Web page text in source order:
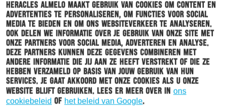
Heracles Almelo maakt gebruik van cookies om content en
advertenties te personaliseren, om functies voor social
media te bieden en om ons websiteverkeer te analyseren.
Ook delen we informatie over je gebruik van onze site met
onze partners voor social media, adverteren en analyse.
Deze partners kunnen deze gegevens combineren met
andere informatie die jij aan ze heeft verstrekt of die ze
hebben verzameld op basis van jouw gebruik van hun
services. Je gaat akkoord met onze cookies als u onze
website blijft gebruiken. Lees er meer over in ons
cookiebeleid of het beleid van Google.